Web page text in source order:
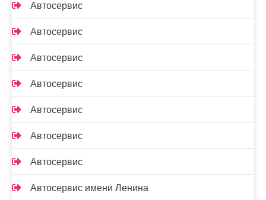
Автосервис
Автосервис
Автосервис
Автосервис
Автосервис
Автосервис
Автосервис
Автосервис имени Ленина